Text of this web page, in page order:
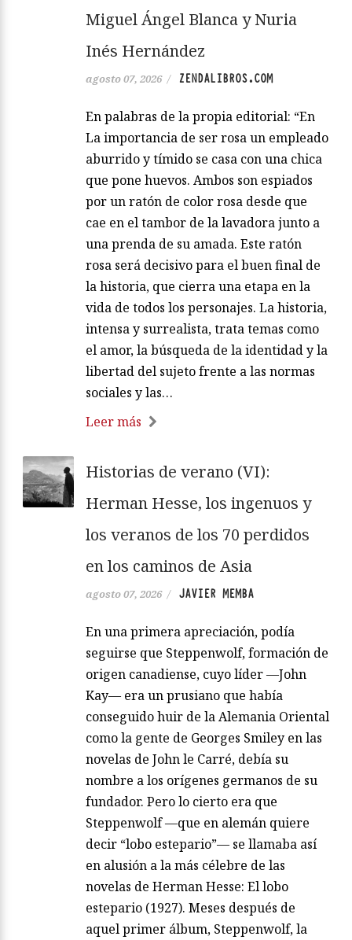
Miguel Ángel Blanca y Nuria
Inés Hernández
agosto 07, 2026 / ZENDALIBROS.COM
En palabras de la propia editorial: “En
La importancia de ser rosa un empleado
aburrido y tímido se casa con una chica
que pone huevos. Ambos son espiados
por un ratón de color rosa desde que
cae en el tambor de la lavadora junto a
una prenda de su amada. Este ratón
rosa será decisivo para el buen final de
la historia, que cierra una etapa en la
vida de todos los personajes. La historia,
intensa y surrealista, trata temas como
el amor, la búsqueda de la identidad y la
libertad del sujeto frente a las normas
sociales y las…
Leer más
Historias de verano (VI):
Herman Hesse, los ingenuos y
los veranos de los 70 perdidos
en los caminos de Asia
agosto 07, 2026 / JAVIER MEMBA
En una primera apreciación, podía
seguirse que Steppenwolf, formación de
origen canadiense, cuyo líder —John
Kay— era un prusiano que había
conseguido huir de la Alemania Oriental
como la gente de Georges Smiley en las
novelas de John le Carré, debía su
nombre a los orígenes germanos de su
fundador. Pero lo cierto era que
Steppenwolf —que en alemán quiere
decir “lobo estepario”— se llamaba así
en alusión a la más célebre de las
novelas de Herman Hesse: El lobo
estepario (1927). Meses después de
aquel primer álbum, Steppenwolf, la